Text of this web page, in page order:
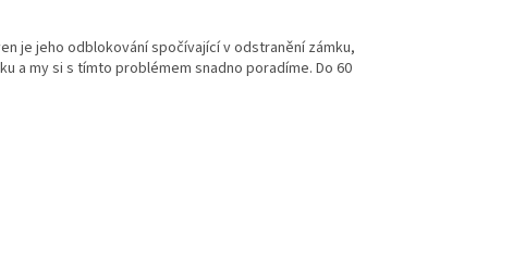
je jeho odblokování spočívající v odstranění zámku,
a my si s tímto problémem snadno poradíme. Do 60